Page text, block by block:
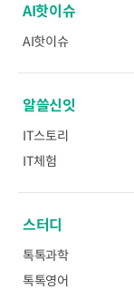
AI핫이슈
AI핫이슈
알쓸신잇
IT스토리
IT체험
스터디
톡톡과학
톡톡영어